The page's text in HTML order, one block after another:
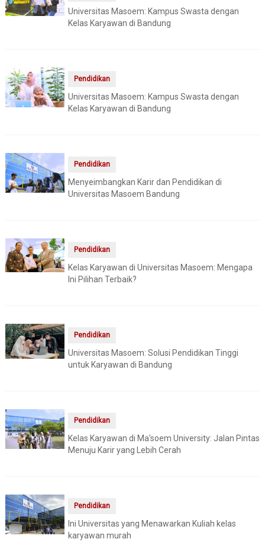
Universitas Masoem: Kampus Swasta dengan
Kelas Karyawan di Bandung
Pendidikan
Universitas Masoem: Kampus Swasta dengan
Kelas Karyawan di Bandung
Pendidikan
Menyeimbangkan Karir dan Pendidikan di
Universitas Masoem Bandung
Pendidikan
Kelas Karyawan di Universitas Masoem: Mengapa
Ini Pilihan Terbaik?
Pendidikan
Universitas Masoem: Solusi Pendidikan Tinggi
untuk Karyawan di Bandung
Pendidikan
Kelas Karyawan di Ma'soem University: Jalan Pintas
Menuju Karir yang Lebih Cerah
Pendidikan
Ini Universitas yang Menawarkan Kuliah kelas
karyawan murah